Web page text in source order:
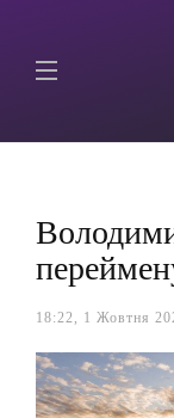
18:22, 1 Жовтня